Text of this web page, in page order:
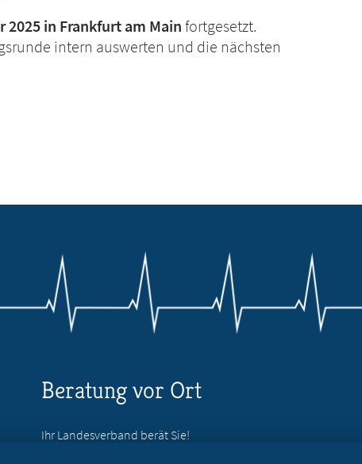
2025 in Frankfurt am Main fortgesetzt.
intern auswerten und die nächsten
Beratung vor Ort
Ihr Landesverband berät Sie!